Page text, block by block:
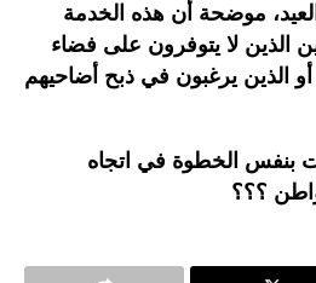
موضحة أن هذه الخدمة
الذين لا يتوفرون على فضاء
أو الذين يرغبون في ذبح أضاحيهم
بنفس الخطوة في اتجاه
؟؟؟